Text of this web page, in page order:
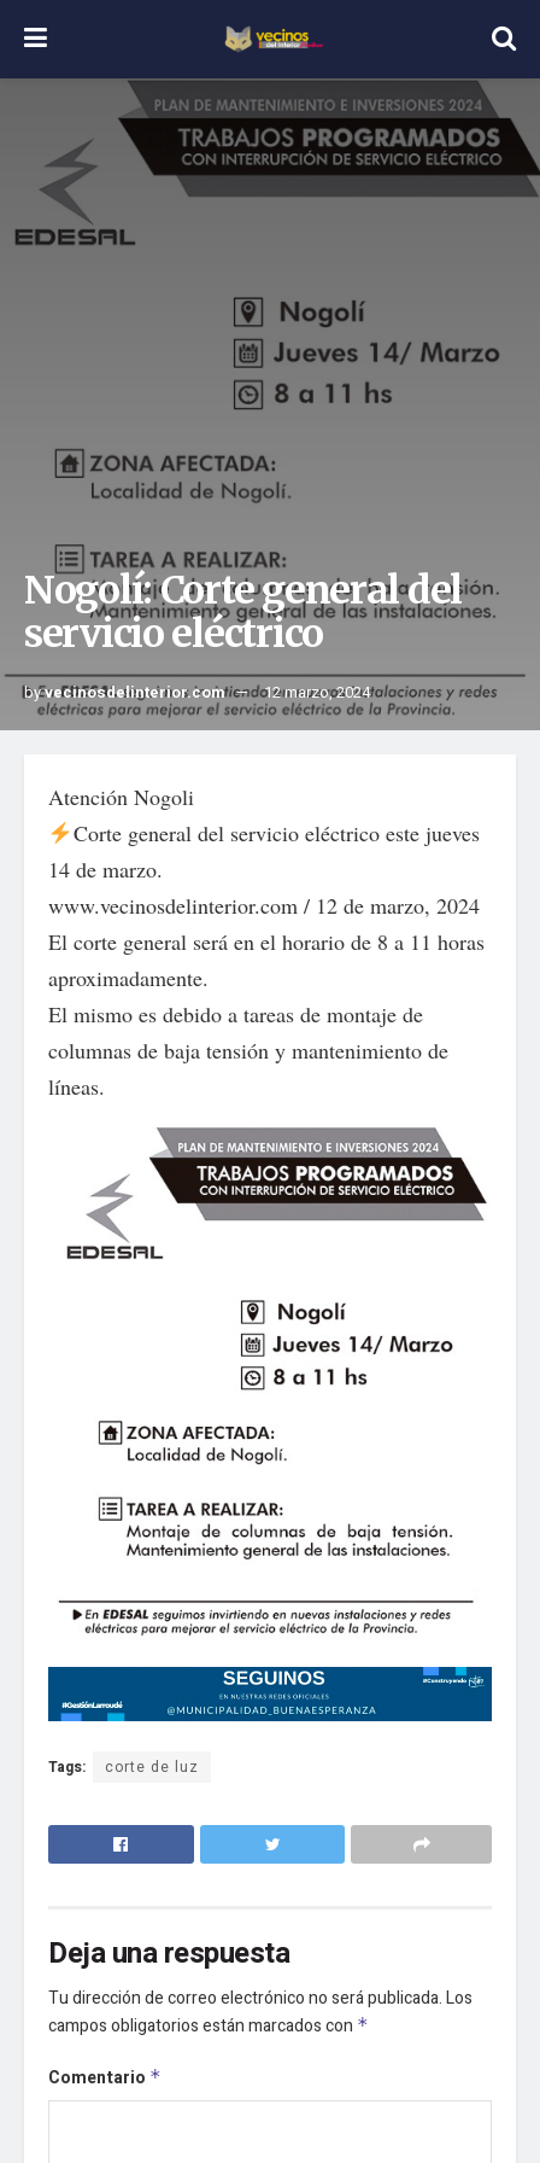
Nogolí: Corte general del
servicio eléctrico
byvecinosdelinterior.com 12 marzo, 2024
Atención Nogoli
Corte general del servicio eléctrico este jueves
14 de marzo.
www.vecinosdelinterior.com / 12 de marzo, 2024
El corte general será en el horario de 8 a 11 horas
aproximadamente.
El mismo es debido a tareas de montaje de
columnas de baja tensión y mantenimiento de
líneas.
Tags: corte de luz
Deja una respuesta
Tu dirección de correo electrónico no será publicada.Los
campos obligatorios están marcados con *
Comentario *